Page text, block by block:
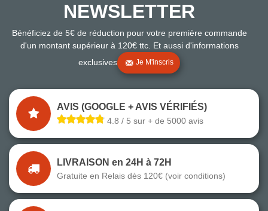
NEWSLETTER
Bénéficiez de 5€ de réduction pour votre première commande
d'un montant supérieur à 120€ ttc. Et aussi d'informations
exclusives
Je M'inscris
AVIS (GOOGLE + AVIS VÉRIFIÉS)
4.8 / 5 sur + de 5000 avis
LIVRAISON en 24H à 72H
Gratuite en Relais dès 120€ (voir conditions)